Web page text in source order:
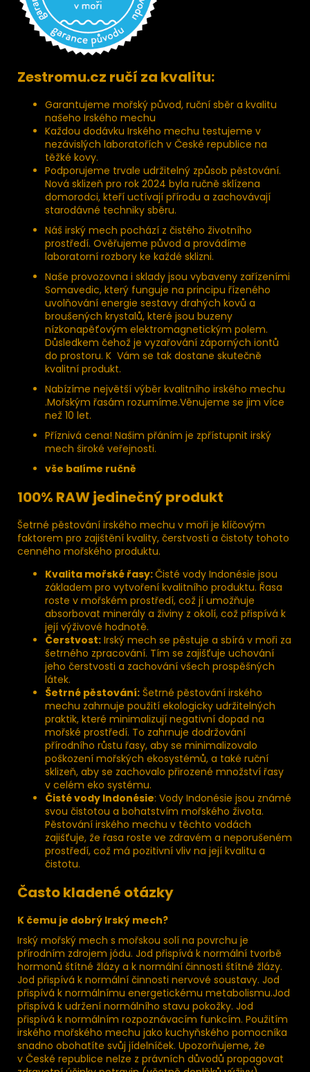
Zestromu.cz ručí za kvalitu:
Garantujeme mořský původ, ruční sběr a kvalitu
našeho Irského mechu
Každou dodávku Irského mechu testujeme v
nezávislých laboratořích v České republice na
těžké kovy.
Podporujeme trvale udržitelný způsob pěstování.
Nová sklizeň pro rok 2024 byla ručně sklízena
domorodci, kteří uctívají přírodu a zachovávají
starodávné techniky sběru.
Náš irský mech pochází z čistého životního
prostředí. Ověřujeme původ a provádíme
laboratorní rozbory ke každé sklizni.
Naše provozovna i sklady jsou vybaveny zařízeními
Somavedic, který funguje na principu řízeného
uvolňování energie sestavy drahých kovů a
broušených krystalů, které jsou buzeny
nízkonapěťovým elektromagnetickým polem.
Důsledkem čehož je vyzařování záporných iontů
do prostoru. K Vám se tak dostane skutečně
kvalitní produkt.
Nabízíme největší výběr kvalitního irského mechu
.Mořským řasám rozumíme.Věnujeme se jim více
než 10 let.
Příznivá cena! Našim přáním je zpřístupnit irský
mech široké veřejnosti.
vše balíme ručně
100% RAW jedinečný produkt
Šetrné pěstování irského mechu v moři je klíčovým
faktorem pro zajištění kvality, čerstvosti a čistoty tohoto
cenného mořského produktu.
Kvalita mořské řasy:Čisté vody Indonésie jsou
základem pro vytvoření kvalitního produktu. Řasa
roste v mořském prostředí, což jí umožňuje
absorbovat minerály a živiny z okolí, což přispívá k
její výživové hodnotě.
Čerstvost: Irský mech se pěstuje a sbírá v moři za
šetrného zpracování. Tím se zajišťuje uchování
jeho čerstvosti a zachování všech prospěšných
látek.
Šetrné pěstování: Šetrné pěstování irského
mechu zahrnuje použití ekologicky udržitelných
praktik, které minimalizují negativní dopad na
mořské prostředí. To zahrnuje dodržování
přírodního růstu řasy, aby se minimalizovalo
poškození mořských ekosystémů, a také ruční
sklizeň, aby se zachovalo přirozené množství řasy
v celém eko systému.
Čisté vody Indonésie: Vody Indonésie jsou známé
svou čistotou a bohatstvím mořského života.
Pěstování irského mechu v těchto vodách
zajišťuje, že řasa roste ve zdravém a neporušeném
prostředí, což má pozitivní vliv na její kvalitu a
čistotu.
Často kladené otázky
K čemu je dobrý Irský mech?
Irský mořský mech s mořskou solí na povrchu je
přírodním zdrojem jódu. Jod přispívá k normální tvorbě
hormonů štítné žlázy a k normální činnosti štítné žlázy.
Jod přispívá k normální činnosti nervové soustavy. Jod
přispívá k normálnímu energetickému metabolismu.Jod
přispívá k udržení normálního stavu pokožky. Jod
přispívá k normálním rozpoznávacím funkcím. Použitím
irského mořského mechu jako kuchyňského pomocníka
snadno obohatíte svůj jídelníček. Upozorňujeme, že
v České republice nelze z právních důvodů propagovat